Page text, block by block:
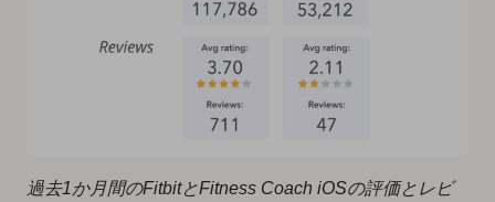
過去1か月間のFitbitとFitness Coach iOSの評価とレビ